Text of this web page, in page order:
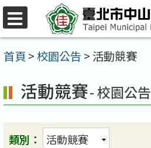
跳
至
主
內
容
首頁 >校園公告 > 活動競賽
活動競賽- 校園公告
類別：
選
單